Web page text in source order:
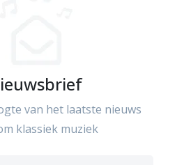
van het laatste nieuws
klassiek muziek